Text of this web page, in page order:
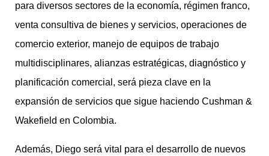
para diversos sectores de la economía, régimen franco,
venta consultiva de bienes y servicios, operaciones de
comercio exterior, manejo de equipos de trabajo
multidisciplinares, alianzas estratégicas, diagnóstico y
planificación comercial, será pieza clave en la
expansión de servicios que sigue haciendo Cushman &
Wakefield en Colombia.
Además, Diego será vital para el desarrollo de nuevos